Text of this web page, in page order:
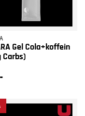
Gel Cola+koffein
Carbs)